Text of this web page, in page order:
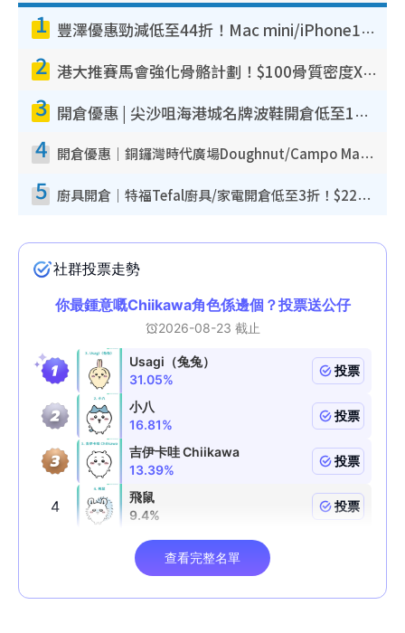
1 豐澤優惠勁減低至44折！Mac mini/iPhone17Pro大減價！廚房家電$220起
2 港大推賽馬會強化骨骼計劃！$100骨質密度X光檢查 完成免費運動訓練送超市禮券！附參加資格
3 開倉優惠 | 尖沙咀海港城名牌波鞋開倉低至1折！On鞋$899起／Joy&Peace鞋履$98起
4 開倉優惠｜銅鑼灣時代廣場Doughnut/Campo Marzio開倉低至1折！背囊、書包、手袋劈價$200起
5 廚具開倉｜特福Tefal廚具/家電開倉低至3折！$220起買平底鍋/炒鑊/湯煲！電飯煲/吸塵機/燙斗$418起